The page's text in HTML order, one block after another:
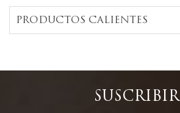
PRODUCTOS CALIENTES
SUSCRIBIR